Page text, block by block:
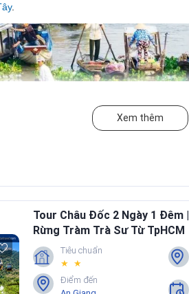
.
Xem thêm
Tour Châu Đốc 2 Ngày 1 Đêm
Rừng Tràm Trà Sư Từ TpHCM
Tiêu chuẩn
★ ★
Điểm đến